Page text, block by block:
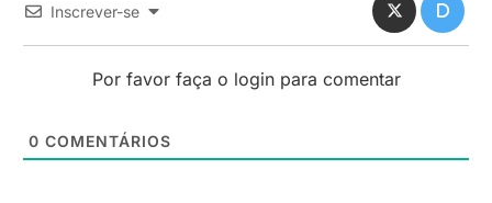
Inscrever-se
Por favor faça o login para comentar
0 COMENTÁRIOS